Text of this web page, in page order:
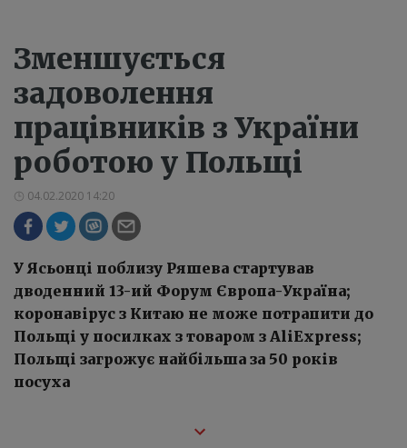
Зменшується
задоволення
працівників з України
роботою у Польщі
04.02.2020 14:20
У Ясьонці поблизу Ряшева стартував
дводенний 13-ий Форум Європа-Україна;
коронавірус з Китаю не може потрапити до
Польщі у посилках з товаром з AliExpress;
Польщі загрожує найбільша за 50 років
посуха